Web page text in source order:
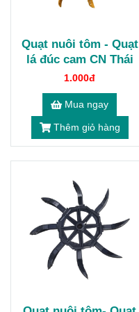
Quạt nuôi tôm - Quạt
lá đúc cam CN Thái
1.000đ
Mua ngay
Thêm giỏ hàng